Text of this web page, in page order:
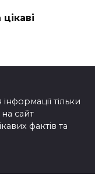
тільки
сайт
фактів та